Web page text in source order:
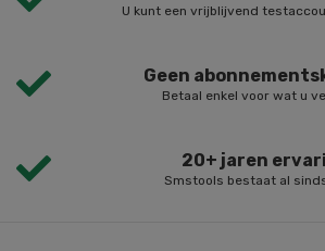
U kunt een vrijblijvend
Geen
Betaal enkel voor wat u
20+ jaren
Smstools bestaat al